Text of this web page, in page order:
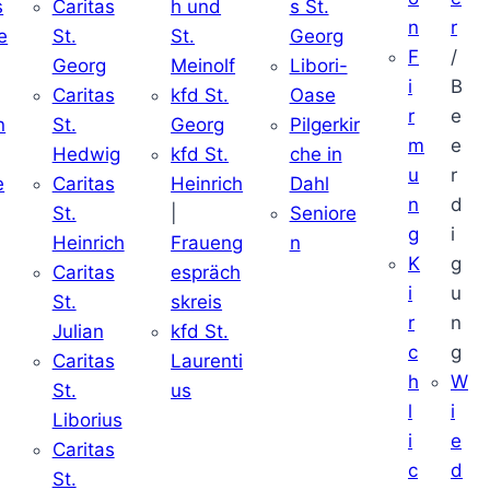
Caritas
St.
Georg
Caritas
St.
Hedwig
Caritas
St.
Heinrich
Caritas
St.
Julian
Caritas
St.
Liborius
Caritas
St.
h und
St.
Meinolf
kfd St.
Georg
kfd St.
Heinrich
Fraueng
espräch
skreis
kfd St.
Laurenti
us
s St.
Georg
Libori-
Oase
Pilgerkir
che in
Dahl
Seniore
n
n
F
i
r
m
u
n
g
K
i
r
c
h
l
i
c
r
/
B
e
e
r
d
i
g
u
n
g
W
i
e
d